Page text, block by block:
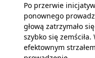
Po przerwie
ponownego
głową zatrzymało
szybko się
efektownym